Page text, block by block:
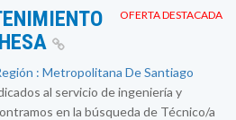
OFERTA DESTACADA
: Metropolitana De Santiago
al servicio de ingeniería y
en la búsqueda de Técnico/a